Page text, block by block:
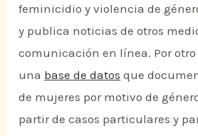
feminicidio y violencia de
y publica noticias de otros
comunicación en línea. Por
una base de datos que
de mujeres por motivo de
partir de casos particulares y